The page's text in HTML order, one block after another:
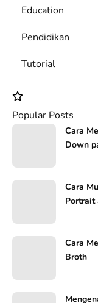
Education
Pendidikan
Tutorial
Popular Posts
Cara
Down
Cara
Portrait
Cara
Broth